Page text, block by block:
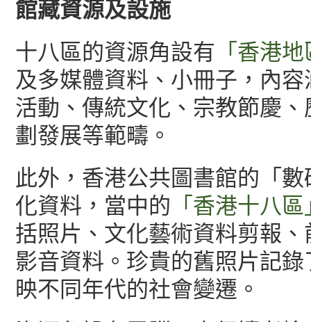
館藏資源及設施
十八區的資源角設有
「香港
及多媒體資料、小冊子，內
活動、傳統文化、宗教節慶
劃發展等範疇。
此外，香港公共圖書館的「
化資料，當中的 「香港十八區
括照片、文化藝術資料剪報
影音資料。珍貴的舊照片記
映不同年代的社會變遷。